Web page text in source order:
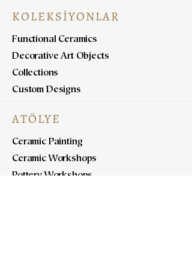
KOLEKSİYONLAR
Functional Ceramics
Decorative Art Objects
Collections
Custom Designs
ATÖLYE
Ceramic Painting
Ceramic Workshops
Pottery Workshops